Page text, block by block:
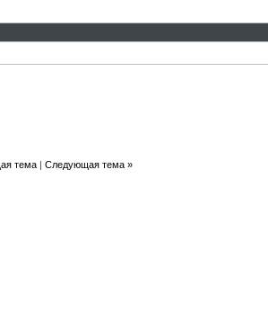
тема| Следующая тема »